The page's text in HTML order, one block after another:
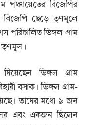
পঞ্চায়েতের বিজেপির
বিজেপি ছেড়ে তৃণমূলে
পরিচালিত ভিঙ্গল গ্রাম
তৃণমূল।
ভিঙ্গল গ্রাম
বসাক। ভিঙ্গল গ্রাম-
তাদের মধ্যে ৯ জন
এবং একজন ছিলেন